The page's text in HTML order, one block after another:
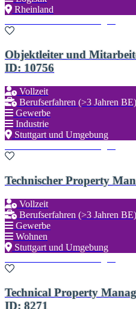
Rheinland
Objektleiter und
ID: 10756
Vollzeit
Berufserfahren (>3 Jahren BE)
Gewerbe
Industrie
Stuttgart und Umgebung
Technischer Property
Vollzeit
Berufserfahren (>3 Jahren BE)
Gewerbe
Wohnen
Stuttgart und Umgebung
Technical Property
ID: 8271